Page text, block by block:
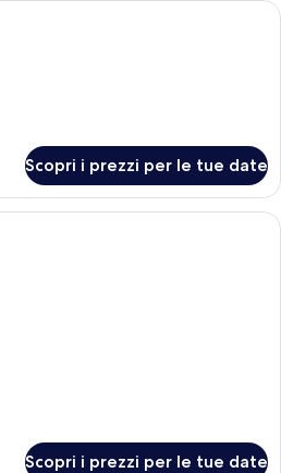
Una camera d'albergo con un letto
Scopri i prezzi per le tue date
Una camera d'albergo con un letto,
Scopri i prezzi per le tue date